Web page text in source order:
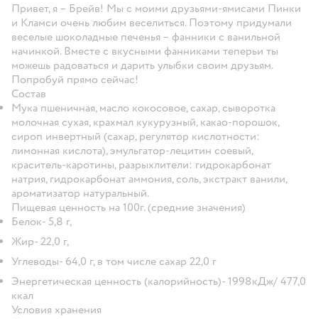
Привет, я – Брейв! Мы с моими друзьями-ямисами Пинки
и Кламси очень любим веселиться. Поэтому придумали
веселые шоколадные печенья – фанники с ванильной
начинкой. Вместе с вкусными фанниками теперьи ты
можешь радоваться и дарить улыбки своим друзьям.
Попробуй прямо сейчас!
Состав
Мука пшеничная, масло кокосовое, сахар, сыворотка
молочная сухая, крахмал кукурузный, какао-порошок,
сироп инвертный (сахар, регулятор кислотности:
лимонная кислота), эмульгатор-лецитин соевый,
краситель-каротины, разрыхлители: гидрокарбонат
натрия, гидрокарбонат аммония, соль, экстракт ванили,
ароматизатор натуральный.
Пищевая ценность на 100г. (средние значения)
Белок- 5,8 г,
Жир- 22,0 г,
Углеводы- 64,0 г, в том числе сахар 22,0 г
Энергетическая ценность (калорийность)- 1998кДж/ 477,0
ккал
Условия хранения